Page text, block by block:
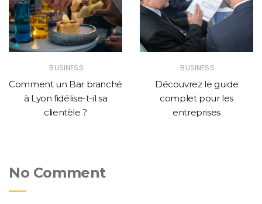
BUSINESS
Comment un Bar branché
à Lyon fidélise-t-il sa
clientèle ?
BUSINESS
Découvrez le guide
complet pour les
entreprises
No Comment